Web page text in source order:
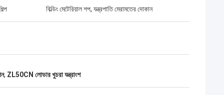
বিল্ডিং মেটেরিয়াল শপ, যন্ত্রপাতি মেরামতের দোকান
, ZL50CN লোডার খুচরা যন্ত্রাংশ